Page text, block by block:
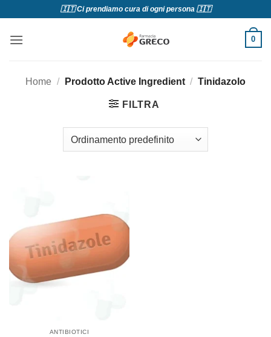
contenuti
🇮🇹 Ci prendiamo cura di ogni persona 🇮🇹
0
Home / Prodotto Active Ingredient / Tinidazolo
FILTRA
ANTIBIOTICI